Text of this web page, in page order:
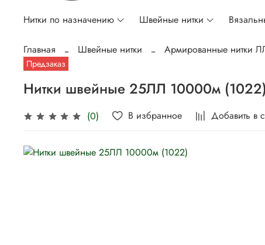
Нитки по назначению Швейные нитки
Главная Швейные нитки Армированные нитки
Предзаказ
Нитки швейные 25ЛЛ 10000м (1022)
(0) В избранное Добавить в